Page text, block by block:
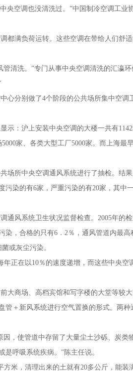
央空调也没清洗过。”中国制冷空调工业
都满负荷运转。这些空调在带给人们舒
清洗。”专门从事中央空调清洗的汇瀛环
心分别做了4个阶段的公共场所集中空调
示：沪上安装中央空调的大楼一共有
家、各类大型工厂5000家。而上海最
场所中央空调通风系统进行了抽检。结
染的有6家，严重污染的有20家，其中
通风系统卫生状况监督检查。2005年的
染，合格的只有6．2％，通风管道内最
或灰尘污染。
正在以10％的速度递增，而这些中央空
大商场、高档宾馆和写字楼的大堂等较
＋新风系统进行空气置换的形式。两种
，使管道中存留了大量尘土沙砾、炭类
呼吸系统疾病。”陈主任说。
米，清理出来的土就有20多公斤，能装